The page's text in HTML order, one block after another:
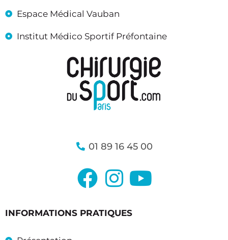
Espace Médical Vauban
Institut Médico Sportif Préfontaine
01 89 16 45 00
INFORMATIONS PRATIQUES